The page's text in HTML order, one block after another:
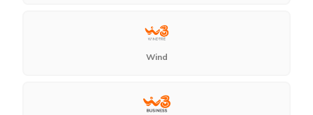
Wind